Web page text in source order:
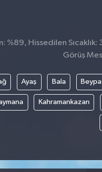
%89, Hissedilen Sıcaklık:
Görüş
Ayaş Bala
Kahramankazan